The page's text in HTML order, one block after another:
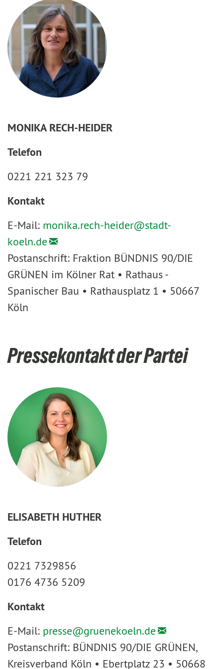
MONIKA RECH-HEIDER
Telefon
0221 221 323 79
Kontakt
E-Mail: monika.rech-heider@stadt-
koeln.de
Postanschrift: Fraktion BÜNDNIS 90/DIE
GRÜNEN im Kölner Rat • Rathaus -
Spanischer Bau • Rathausplatz 1 • 50667
Köln
Pressekontakt der Partei
ELISABETH HUTHER
Telefon
0221 7329856
0176 4736 5209
Kontakt
E-Mail: presse@gruenekoeln.de
Postanschrift: BÜNDNIS 90/DIE GRÜNEN,
Kreisverband Köln • Ebertplatz 23 • 50668